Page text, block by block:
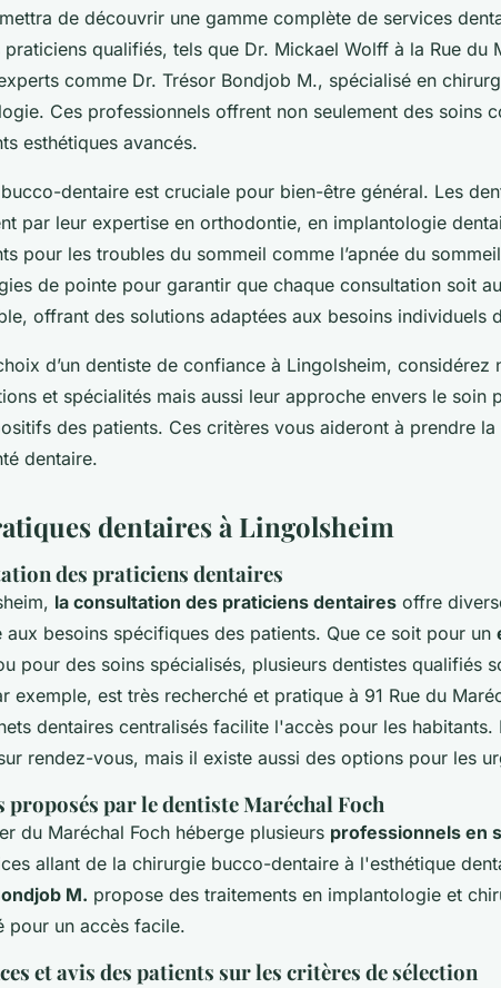
de découvrir une gamme complète de services
praticiens qualifiés, tels que Dr. Mickael Wolff à la Rue du
comme Dr. Trésor Bondjob M., spécialisé en
Ces professionnels offrent non seulement des soins
esthétiques avancés.
dentaire est cruciale pour bien-être général. Les
par leur expertise en orthodontie, en implantologie
pour les troubles du sommeil comme l’apnée du
de pointe pour garantir que chaque consultation soit
offrant des solutions adaptées aux besoins individuels
d’un dentiste de confiance à Lingolsheim, considérez
et spécialités mais aussi leur approche envers le soin
des patients. Ces critères vous aideront à prendre
dentaire.
dentaires à Lingolsheim
des praticiens dentaires
la consultation des praticiens dentaires offre
aux besoins spécifiques des patients. Que ce soit pour un
pour des soins spécialisés, plusieurs dentistes qualifiés
exemple, est très recherché et pratique à 91 Rue du
dentaires centralisés facilite l'accès pour les
rendez-vous, mais il existe aussi des options pour les
proposés par le dentiste Maréchal Foch
du Maréchal Foch héberge plusieurs professionnels en
allant de la chirurgie bucco-dentaire à l'esthétique
M. propose des traitements en implantologie et
pour un accès facile.
et avis des patients sur les critères de sélection